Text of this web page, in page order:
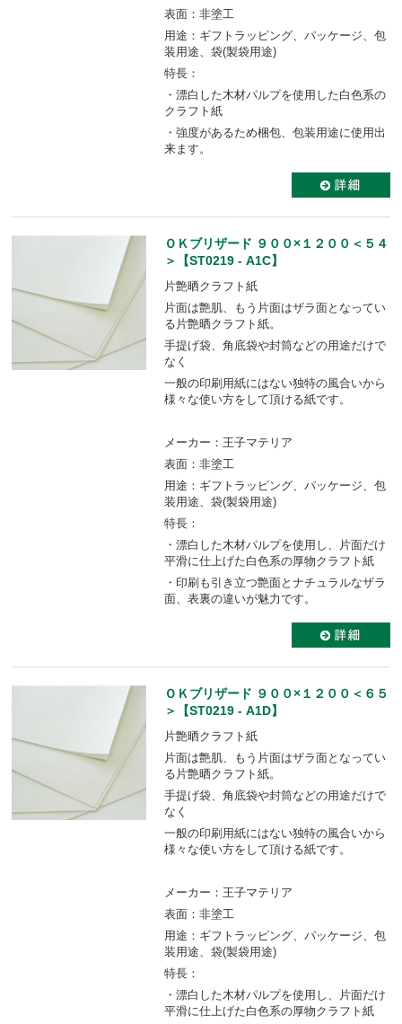
表面：非塗工
用途：ギフトラッピング、パッケージ、包
装用途、袋(製袋用途)
特長：
・漂白した木材パルプを使用した白色系の
クラフト紙
・強度があるため梱包、包装用途に使用出
来ます。
ＯＫブリザード ９００×１２００＜５４
＞【ST0219 - A1C】
片艶晒クラフト紙
片面は艶肌、もう片面はザラ面となってい
る片艶晒クラフト紙。
手提げ袋、角底袋や封筒などの用途だけで
なく
一般の印刷用紙にはない独特の風合いから
様々な使い方をして頂ける紙です。
メーカー：王子マテリア
表面：非塗工
用途：ギフトラッピング、パッケージ、包
装用途、袋(製袋用途)
特長：
・漂白した木材パルプを使用し、片面だけ
平滑に仕上げた白色系の厚物クラフト紙
・印刷も引き立つ艶面とナチュラルなザラ
面、表裏の違いが魅力です。
ＯＫブリザード ９００×１２００＜６５
＞【ST0219 - A1D】
片艶晒クラフト紙
片面は艶肌、もう片面はザラ面となってい
る片艶晒クラフト紙。
手提げ袋、角底袋や封筒などの用途だけで
なく
一般の印刷用紙にはない独特の風合いから
様々な使い方をして頂ける紙です。
メーカー：王子マテリア
表面：非塗工
用途：ギフトラッピング、パッケージ、包
装用途、袋(製袋用途)
特長：
・漂白した木材パルプを使用し、片面だけ
平滑に仕上げた白色系の厚物クラフト紙